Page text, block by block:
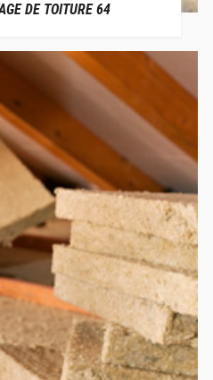
DE TOITURE 64